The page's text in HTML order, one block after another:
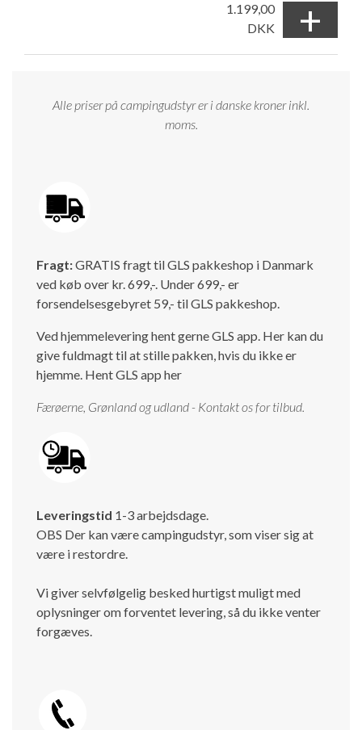
1.199,00
DKK
+
Alle priser på campingudstyr er i danske kroner inkl.
moms.
Fragt:GRATIS fragt til GLS pakkeshop i Danmark
ved køb over kr. 699,-. Under 699,- er
forsendelsesgebyret 59,- til GLS pakkeshop.
Ved hjemmelevering hent gerne GLS app. Her kan du
give fuldmagt til at stille pakken, hvis du ikke er
hjemme. Hent GLS app her
Færøerne, Grønland og udland - Kontakt os for tilbud.
Leveringstid 1-3 arbejdsdage.
OBS Der kan være campingudstyr, som viser sig at
være i restordre.
Vi giver selvfølgelig besked hurtigst muligt med
oplysninger om forventet levering, så du ikke venter
forgæves.